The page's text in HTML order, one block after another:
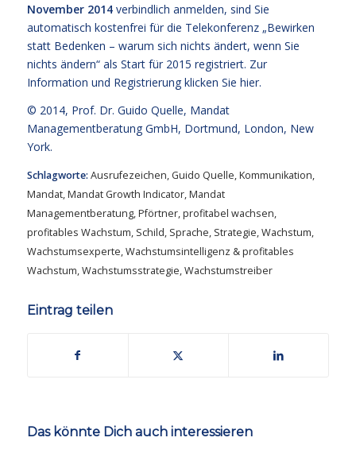
November 2014verbindlich anmelden, sind Sie
automatisch kostenfrei für die Telekonferenz „Bewirken
statt Bedenken – warum sich nichts ändert, wenn Sie
nichts ändern“ als Start für 2015 registriert. Zur
Information und Registrierung klicken Sie hier.
© 2014, Prof. Dr. Guido Quelle, Mandat
Managementberatung GmbH, Dortmund, London, New
York.
Schlagworte: Ausrufezeichen, Guido Quelle,Kommunikation,
Mandat,Mandat Growth Indicator,Mandat
Managementberatung,Pförtner,profitabel wachsen,
profitables Wachstum, Schild, Sprache, Strategie,Wachstum,
Wachstumsexperte,Wachstumsintelligenz & profitables
Wachstum,Wachstumsstrategie,Wachstumstreiber
Eintrag teilen
Das könnte Dich auch interessieren